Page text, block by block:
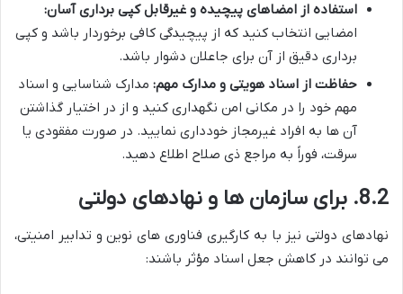
استفاده از امضاهای پیچیده و غیرقابل کپی برداری آسان:
امضایی انتخاب کنید که از پیچیدگی کافی برخوردار باشد و کپی
برداری دقیق از آن برای جاعلان دشوار باشد.
حفاظت از اسناد هویتی و مدارک مهم: مدارک شناسایی و اسناد
مهم خود را در مکانی امن نگهداری کنید و از در اختیار گذاشتن
آن ها به افراد غیرمجاز خودداری نمایید. در صورت مفقودی یا
سرقت، فوراً به مراجع ذی صلاح اطلاع دهید.
8.2. برای سازمان ها و نهادهای دولتی
نهادهای دولتی نیز با به کارگیری فناوری های نوین و تدابیر امنیتی،
می توانند در کاهش جعل اسناد مؤثر باشند: